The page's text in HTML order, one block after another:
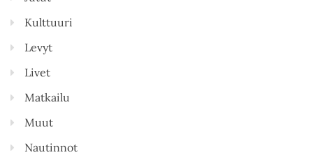
Kulttuuri
Levyt
Livet
Matkailu
Muut
Nautinnot